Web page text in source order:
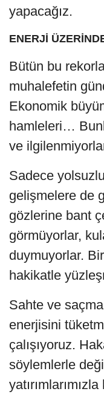
yapacağız.
ENERJİ
Bütün bu
muhalefetin
Ekonomik
hamleleri…
ve
Sadece
gelişmelere de
gözlerine bant
görmüyorlar,
duymuyorlar.
hakikatle
Sahte ve
enerjisini
çalışıyoruz.
söylemlerle